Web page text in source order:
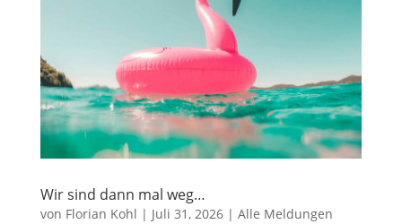
Wir sind dann mal weg…
von Florian Kohl | Juli 31, 2026| Alle Meldungen